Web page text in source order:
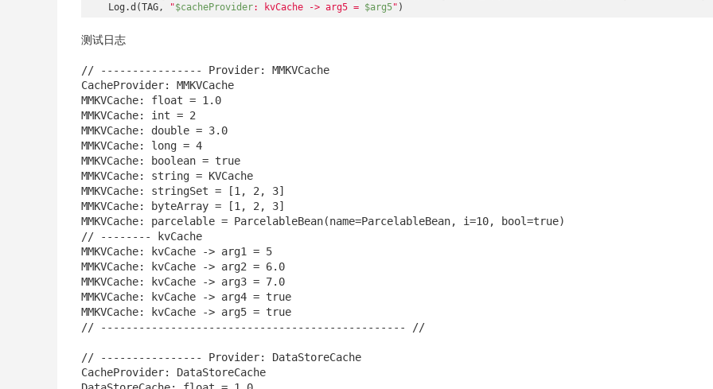
    Log.d(TAG,
"$cacheProvider: kvCache -> arg5 = $arg5"
测试日志
// ---------------- Provider: MMKVCache
CacheProvider: MMKVCache
MMKVCache: float = 1.0
MMKVCache: int = 2
MMKVCache: double = 3.0
MMKVCache: long = 4
MMKVCache: boolean = true
MMKVCache: string = KVCache
MMKVCache: stringSet = [1, 2, 3]
MMKVCache: byteArray = [1, 2, 3]
MMKVCache: parcelable = ParcelableBean(name=ParcelableBean, i=10, bool=true)
// -------- kvCache
MMKVCache: kvCache -> arg1 = 5
MMKVCache: kvCache -> arg2 = 6.0
MMKVCache: kvCache -> arg3 = 7.0
MMKVCache: kvCache -> arg4 = true
MMKVCache: kvCache -> arg5 = true
// ------------------------------------------------ //
// ---------------- Provider: DataStoreCache
CacheProvider: DataStoreCache